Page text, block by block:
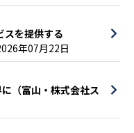
スを提供する
年07月22日
（富山・株式会社ス